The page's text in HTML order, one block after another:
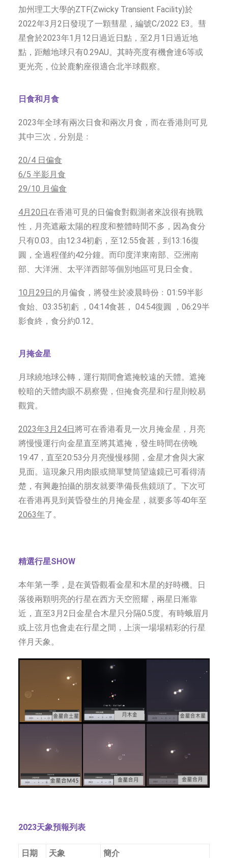
加州理工大學的ZTF(Zwicky Transient Facility)於
2022年3月2日發現了一顆彗星，編號C/2022 E3。彗
星會於2023年1月12日過近日點，至2月1日過近地
點，距離地球只有0.29AU。其時亮度有機會達6等或
更光亮，位於鹿豹座很適合北半球觀察。
日食和月食
2023年全球有兩次日食和兩次月食，而在香港則可見
其中三次，分別是﹕
20/4 日偏食
6/5 半影月食
29/10 月偏食
4月20日在香港可見的日偏食對觀測者來說很有挑戰
性，月亮遮蔽太陽的程度和整體時間不多，因為食分
只有0.03。由12:34初虧，至12:55食甚，到13:16復
圓，全過程僅約42分鐘。而印度洋東南部、亞洲南
部、大洋洲、太平洋西部等個別地區可見日全食。
10月29日 的月偏食，將發生於凌晨時份﹕01:59半影
食始、03:35初虧 ，04:14食甚， 04:54復圓 ，06:29半
影食終，食分約0.12。
月掩金星
月球繞地球公轉，運行期間會遮掩較遠的天體。遮掩
較暗的天體肉眼不易察覺，但掩食亮星和行星則較易
觀賞。
2023年3月24日 將可在香港看見一次月掩金星，月亮
將慢慢運行向金星直至將其遮掩，發生時間在傍晚
19:47，直至20:53分月亮慢慢移開，金星才會與大家
見面。這現象只用肉眼或簡單雙筒望遠鏡已可看得清
楚，有興趣拍攝的朋友就要準備長焦鏡頭了。下次可
在香港再見到黃昏發生的月掩金星，就要多等40年至
2063年了。
精選行星SHOW
本年第一季，是在黃昏觀看金星和木星的好時機。日
落後兩顆明亮的行星在西方天空照耀，兩星日漸靠
近，直至3月2日金星合木星只分隔0.5度。有時蛾眉月
或上弦月也會走在行星之間，上演一場場精彩的行星
伴月天象。
2023天象預報列表
日期 天象 簡介